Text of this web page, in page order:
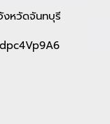
งหวัดจันทบุรี